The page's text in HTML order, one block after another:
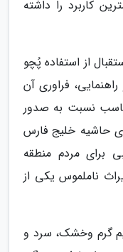
کاربرد را داشته
از استفاده پُچو
فراوری آن
مناسب نسبت به صدور
حاشیه خلیج فارس
برای مردم منطقه
ناملموس یکی از
گرم وخشک، سرد و